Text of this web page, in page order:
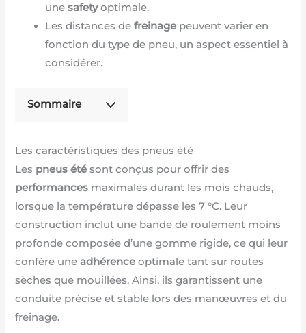
unesafetyoptimale.
Les distances defreinage peuvent varier en
fonction du type de pneu, un aspect essentiel à
considérer.
Sommaire
Les caractéristiques des pneus été
Les pneus été sont conçus pour offrir des
performances maximales durant les mois chauds,
lorsque la température dépasse les 7 °C. Leur
construction inclut une bande de roulement moins
profonde composée d’une gomme rigide, ce qui leur
confère uneadhérence optimale tant sur routes
sèches que mouillées. Ainsi, ils garantissent une
conduite précise et stable lors des manœuvres et du
freinage.